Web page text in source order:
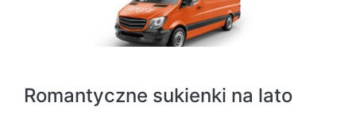
Romantyczne sukienki na lato